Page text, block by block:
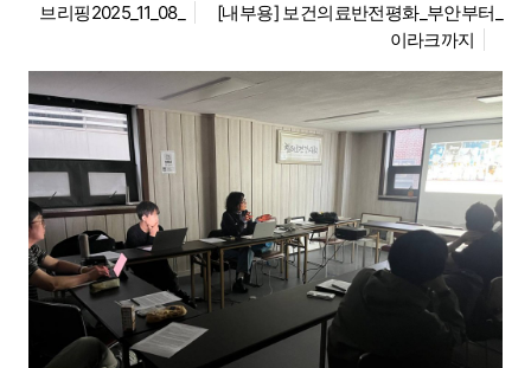
브리핑2025_11_08_
[내부용] 보건의료반전평화_부안부터_
이라크까지